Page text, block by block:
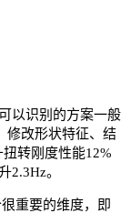
以识别的方案一般
修改形状特征、结
转刚度性能12%
2.3Hz。
重要的维度，即